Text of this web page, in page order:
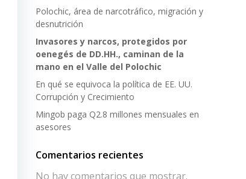
Polochic, área de narcotráfico, migración y
desnutrición
Invasores y narcos, protegidos por
oenegés de DD.HH., caminan de la
mano en el Valle del Polochic
En qué se equivoca la política de EE. UU.
Corrupción y Crecimiento
Mingob paga Q2.8 millones mensuales en
asesores
Comentarios recientes
No hay comentarios que mostrar.